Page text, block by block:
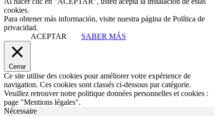
cookies.
Para obtener más información, visite nuestra página de Política de
privacidad.
ACEPTAR
SABER MÁS
Cerrar
Ce site utilise des cookies pour améliorer votre expérience de
navigation. Ces cookies sont classés ci-dessous par catégorie.
Veuillez retrouver notre politique données personnelles et cookies :
page "Mentions légales".
Nécessaire